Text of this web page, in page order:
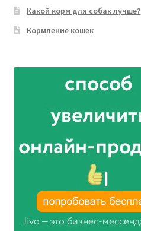
Какой корм для собак лучше?
Кормление кошек